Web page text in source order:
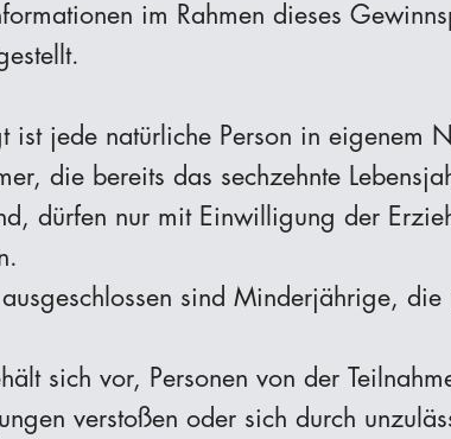
im Rahmen dieses
ist jede natürliche Person in eigenem
die bereits das sechzehnte
dürfen nur mit Einwilligung der
sind Minderjährige,
sich vor, Personen von der
verstoßen oder sich durch